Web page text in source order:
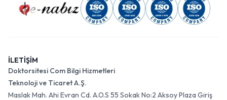
İLETİŞİM
Doktorsitesi Com Bilgi Hizmetleri
Teknoloji ve Ticaret A.Ş.
Maslak Mah. Ahi Evran Cd. A.O.S 55 Sokak No:2 Aksoy Plaza Giriş